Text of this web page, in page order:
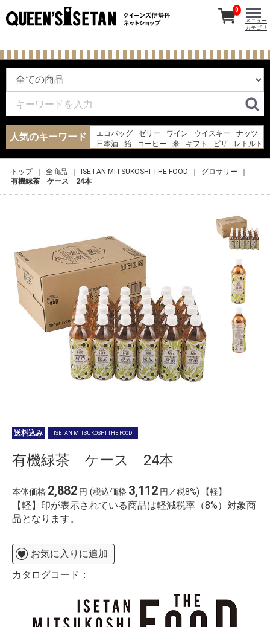
人気のキーワード エコバッグ ゼリー ワイン ウイスキー
ナッツ
日本酒
飴 コーヒー 米 ギフト ピザ
レトルト
0
メニュー
カテゴリ
トップ 全商品 ISETAN MITSUKOSHI THE FOOD
グロサリー
有機緑茶 ケース 24本
送料込み ISETAN MITSUKOSHI THE FOOD
有機緑茶 ケース 24本
本体価格 2,882 円 (税込価格 3,112 円／税8%) 【軽】
【軽】印が表示されている商品は軽減税率（8%）対象商
品となります。
お気に入りに追加
カタログコード：